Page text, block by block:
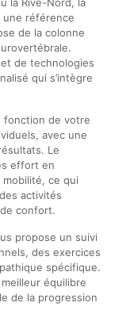
une référence
de la colonne
de technologies
qui s’intègre
fonction de votre
avec une
Le
effort en
ce qui
activités
confort.
propose un suivi
des exercices
spécifique.
équilibre
de la progression